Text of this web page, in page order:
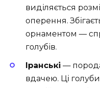
виділяється
оперення.
орнаментом —
голубів.
Іранські —
вдачею. Ці